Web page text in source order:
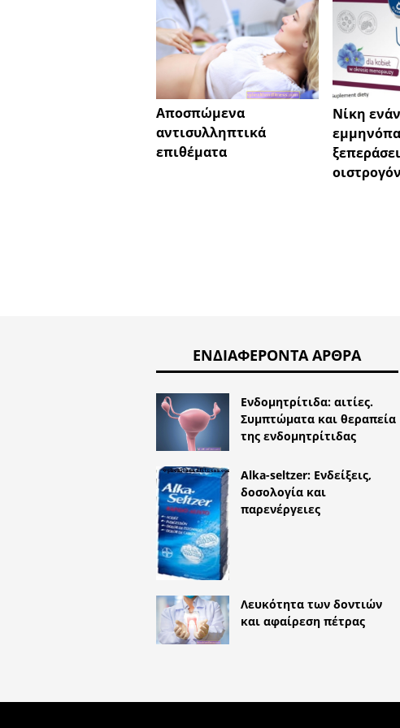
Αποσπώμενα
αντισυλληπτικά
επιθέματα
Νίκη
ΕΝΔΙΑΦΈΡΟΝΤΑ ΆΡΘΡΑ
Ενδομητρίτιδα: αιτίες.
Συμπτώματα και θεραπεία
της ενδομητρίτιδας
Alka-seltzer: Ενδείξεις,
δοσολογία και
παρενέργειες
Λευκότητα των δοντιών
και αφαίρεση πέτρας